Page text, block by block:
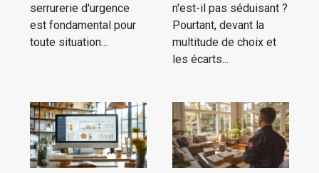
serrurerie d'urgence
est fondamental pour
toute situation...
n'est-il pas séduisant ?
Pourtant, devant la
multitude de choix et
les écarts...